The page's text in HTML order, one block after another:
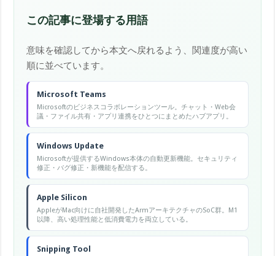
この記事に登場する用語
意味を確認してから本文へ戻れるよう、関連度が高い
順に並べています。
Microsoft Teams
Microsoftのビジネスコラボレーションツール。チャット・Web会
議・ファイル共有・アプリ連携をひとつにまとめたハブアプリ。
Windows Update
Microsoftが提供するWindows本体の自動更新機能。セキュリティ
修正・バグ修正・新機能を配信する。
Apple Silicon
AppleがMac向けに自社開発したArmアーキテクチャのSoC群。M1
以降、高い処理性能と低消費電力を両立している。
Snipping Tool